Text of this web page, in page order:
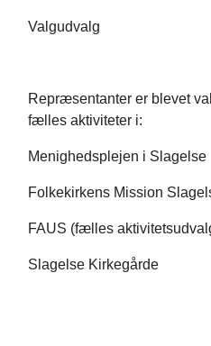
Valgudvalg
Repræsentanter er
fælles aktiviteter i:
Menighedsplejen i Slagelse
Folkekirkens Mission
FAUS (fælles
Slagelse Kirkegårde